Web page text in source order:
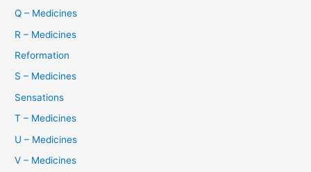
Q – Medicines
R – Medicines
Reformation
S – Medicines
Sensations
T – Medicines
U – Medicines
V – Medicines